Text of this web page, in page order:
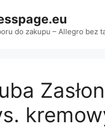
do zakupu – Allegro bez